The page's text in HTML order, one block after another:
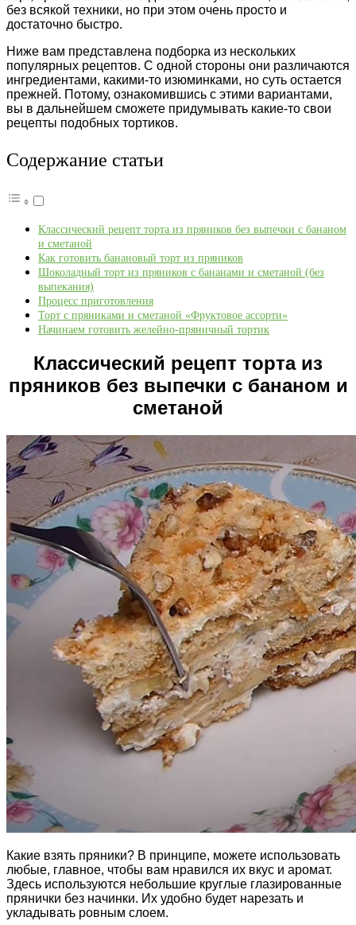
без всякой техники, но при этом очень просто и
достаточно быстро.
Ниже вам представлена подборка из нескольких
популярных рецептов. С одной стороны они различаются
ингредиентами, какими-то изюминками, но суть остается
прежней. Потому, ознакомившись с этими вариантами,
вы в дальнейшем сможете придумывать какие-то свои
рецепты подобных тортиков.
Содержание статьи
Классический рецепт торта из пряников без выпечки с бананом
и сметаной
Как готовить банановый торт из пряников
Шоколадный торт из пряников с бананами и сметаной (без
выпекания)
Процесс приготовления
Торт с пряниками и сметаной «Фруктовое ассорти»
Начинаем готовить желейно-пряничный тортик
Классический рецепт торта из
пряников без выпечки с бананом и
сметаной
Какие взять пряники? В принципе, можете использовать
любые, главное, чтобы вам нравился их вкус и аромат.
Здесь используются небольшие круглые глазированные
прянички без начинки. Их удобно будет нарезать и
укладывать ровным слоем.